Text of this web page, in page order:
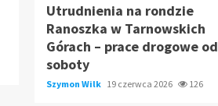
Utrudnienia na rondzie
Ranoszka w Tarnowskich
Górach – prace drogowe od
soboty
Szymon Wilk 19 czerwca 2026 126